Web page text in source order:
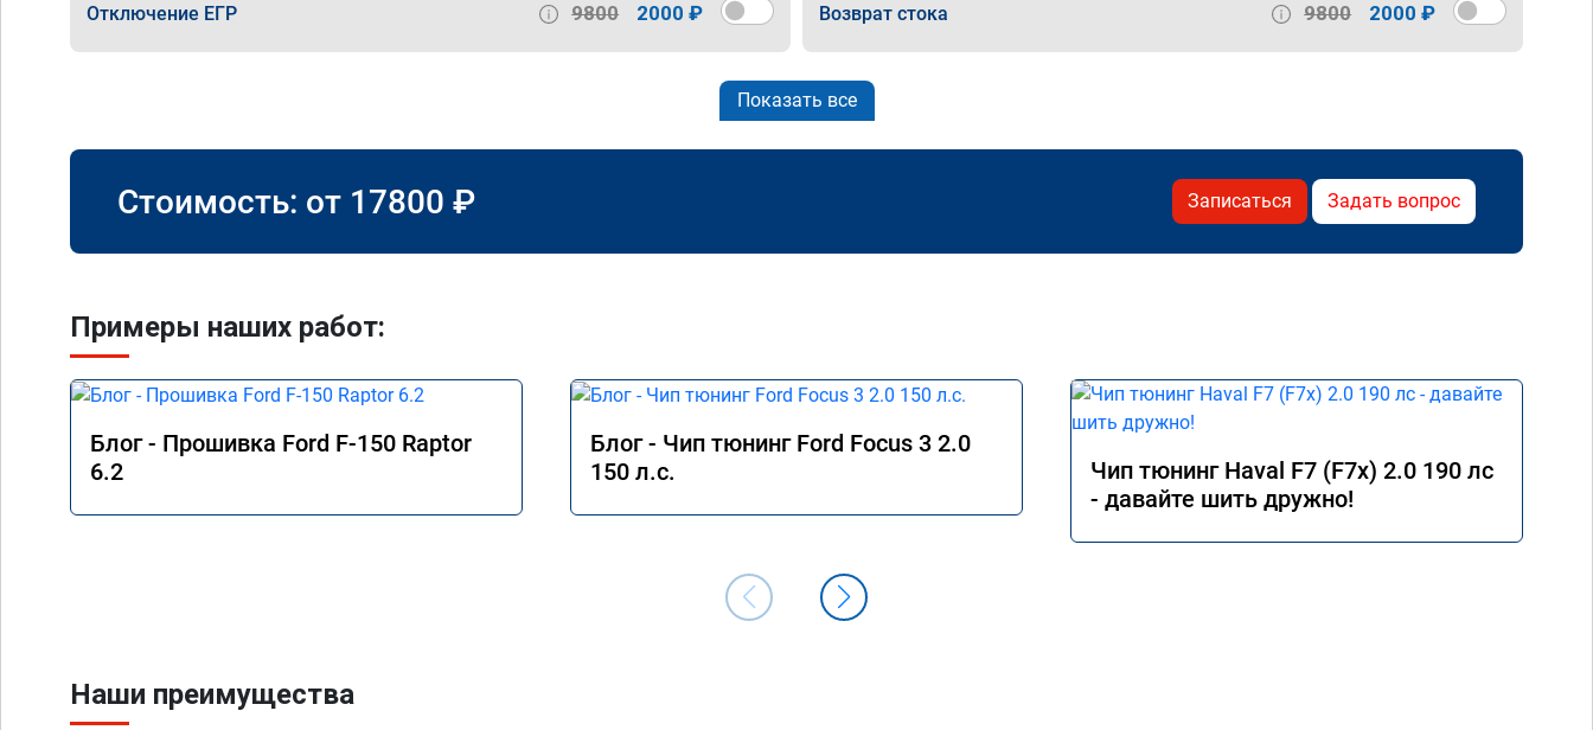
Отключение ЕГР 9800 2000 ₽ Возврат стока 9800 2000 ₽
Показать все
Стоимость: от 17800 ₽ Записаться Задать вопрос
Примеры наших работ:
Блог - Прошивка Ford F-150 Raptor
6.2
Блог - Чип тюнинг Ford Focus 3 2.0
150 л.с.
Чип тюнинг Haval F7 (F7x) 2.0 190 лс
- давайте шить дружно!
Наши преимущества